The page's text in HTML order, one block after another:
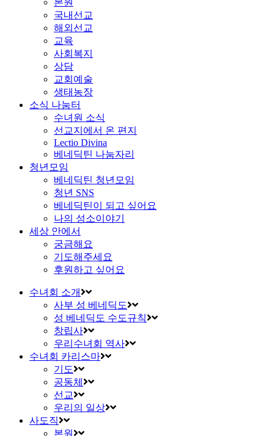
본원
국내선교
해외선교
교육
사회복지
상담
교회예술
생태농장
소식 나눔터
수녀원 소식
선교지에서 온 편지
Lectio Divina
베네딕틴 나눔자리
청년모임
베네딕틴 청년모임
청년 SNS
베네딕틴이 되고 싶어요
나의 성소이야기
세상 안에서
궁금해요
기도해주세요
후원하고 싶어요
수녀회 소개
사부 성 베네딕도
성 베네딕도 수도규칙
창립사
우리수녀회 역사
수녀회 카리스마
기도
공동체
선교
우리의 일상
사도직
본원